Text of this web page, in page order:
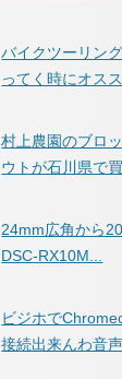
バイクツーリン
ってく時にオス
村上農園のブロ
ウトが石川県で
24mm広角から
DSC-RX10M...
ビジホで
接続出来んわ音